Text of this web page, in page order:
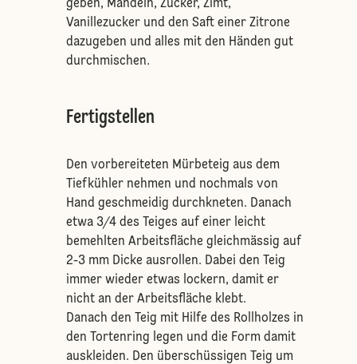
geben, Mandeln, Zucker, Zimt,
Vanillezucker und den Saft einer Zitrone
dazugeben und alles mit den Händen gut
durchmischen.
Fertigstellen
Den vorbereiteten Mürbeteig aus dem
Tiefkühler nehmen und nochmals von
Hand geschmeidig durchkneten. Danach
etwa 3/4 des Teiges auf einer leicht
bemehlten Arbeitsfläche gleichmässig auf
2-3 mm Dicke ausrollen. Dabei den Teig
immer wieder etwas lockern, damit er
nicht an der Arbeitsfläche klebt.
Danach den Teig mit Hilfe des Rollholzes in
den Tortenring legen und die Form damit
auskleiden. Den überschüssigen Teig um